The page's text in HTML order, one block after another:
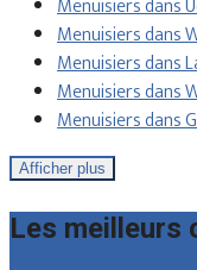
Menuisiers dans
Menuisiers dans
Menuisiers dans
Menuisiers dans
Menuisiers dans
Afficher plus
Les meilleurs